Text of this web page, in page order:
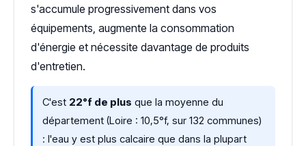
s'accumule progressivement dans vos
équipements, augmente la consommation
d'énergie et nécessite davantage de produits
d'entretien.
C'est 22°f de plus que la moyenne du
département (Loire : 10,5°f, sur 132 communes)
: l'eau y est plus calcaire que dans la plupart